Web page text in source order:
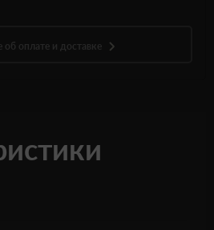
об оплате и доставке